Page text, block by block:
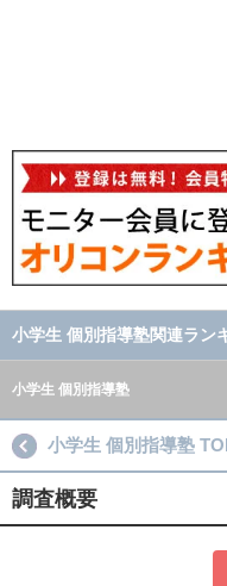
小学生 個別指導塾関連ラン
小学生 個別指導塾
小学生 個別指導塾
調査概要